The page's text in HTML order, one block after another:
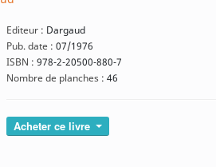
Editeur : Dargaud
Pub. date : 07/1976
ISBN : 978-2-20500-880-7
Nombre de planches : 46
Acheter ce livre